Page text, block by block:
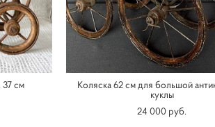
37 см
Коляска 62 см для большой
куклы
24 000 pуб.